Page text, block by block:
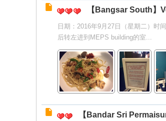
【Bangsar South】
日期：2016年9月27日（星期二）时
后转左进到MEPS building的室...
【Bandar Sri